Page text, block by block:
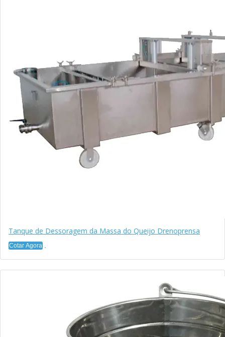
Tanque de Dessoragem da Massa do Queijo Drenoprensa
Cotar Agora